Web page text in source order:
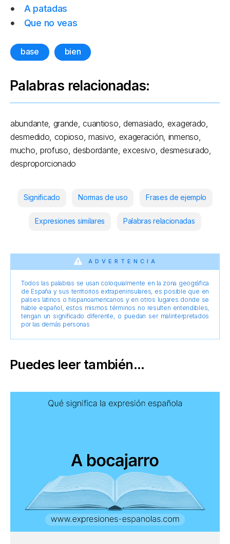
A patadas
Que no veas
base bien
Palabras relacionadas:
abundante, grande, cuantioso, demasiado, exagerado,
desmedido, copioso, masivo, exageración, inmenso,
mucho, profuso, desbordante, excesivo, desmesurado,
desproporcionado
Significado Normas de uso Frases de ejemplo
Expresiones similares Palabras relacionadas
ADVERTENCIA
Todos las palabras se usan coloquialmente en la zona geográfica
de España y sus territorios extrapeninsulares, es posible que en
países latinos o hispanoamericanos y en otros lugares donde se
hable español, estos mismos términos no resulten entendibles,
tengan un significado diferente, o puedan ser malinterpretados
por las demás personas
Puedes leer también...